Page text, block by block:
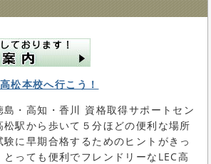
本校へ行こう！
島・高知・香川 資格取得サポートセン
松駅から歩いて５分ほどの便利な場所
に早期合格するためのヒントがきっ
っても便利でフレンドリーなLEC高